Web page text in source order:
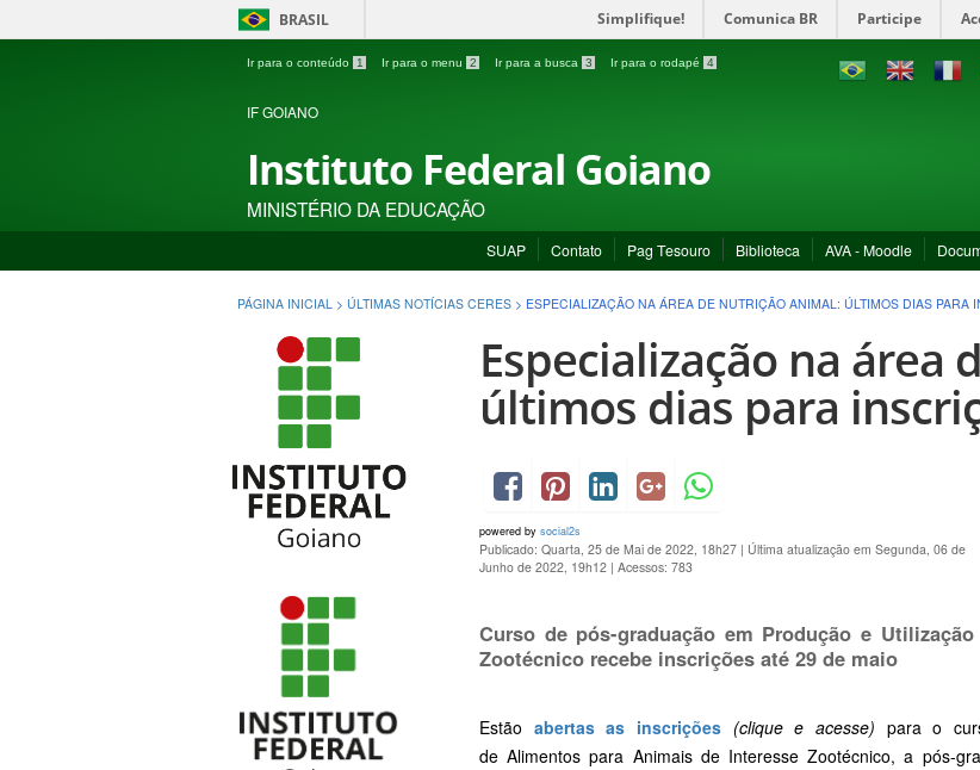
BRASIL Simplifique! Comunica BR Participe
Ir para o conteúdo 1 Ir para o menu 2 Ir para a busca 3 Ir para o rodapé 4
IF GOIANO
Instituto Federal Goiano
MINISTÉRIO DA EDUCAÇÃO
SUAP Contato Pag Tesouro Biblioteca AVA - Moodle
PÁGINA INICIAL > ÚLTIMAS NOTÍCIAS CERES > ESPECIALIZAÇÃO NA ÁREA DE NUTRIÇÃO ANIMAL: ÚLTIMOS DIAS PARA
Especialização na área
últimos dias para
powered by social2s
Publicado: Quarta, 25 de Mai de 2022, 18h27 | Última atualização em Segunda, 06 de
Junho de 2022, 19h12 | Acessos: 783
Curso de pós-graduação em Produção e
Zootécnico recebe inscrições até 29 de maio
Estão abertas as inscrições (clique e acesse) para o
de Alimentos para Animais de Interesse Zootécnico, a pós-